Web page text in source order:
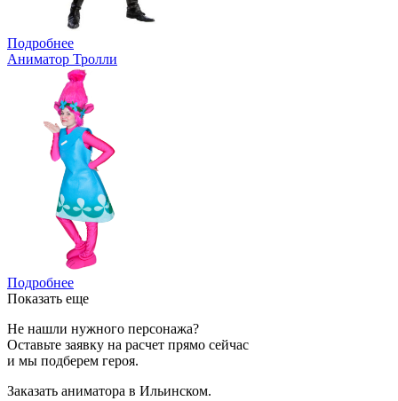
Подробнее
Аниматор Тролли
Подробнее
Показать еще
Не нашли нужного персонажа?
Оставьте заявку на расчет прямо сейчас
и мы подберем героя.
Заказать аниматора в Ильинском.